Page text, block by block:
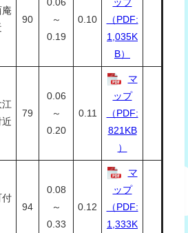
90
～
0.19
0.10
（PDF:
1,035K
B）
79
0.06
～
0.20
0.11
マ
ップ
（PDF:
821KB
）
付
94
0.08
～
0.33
0.12
マ
ップ
（PDF:
1,333K